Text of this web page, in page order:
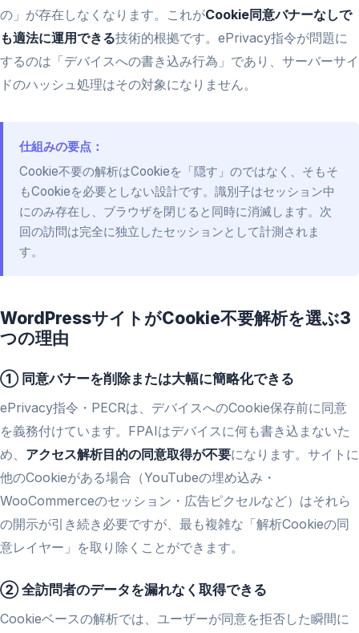
の」が存在しなくなります。これがCookie同意バナーなしで
も適法に運用できる技術的根拠です。ePrivacy指令が問題に
するのは「デバイスへの書き込み行為」であり、サーバーサイ
ドのハッシュ処理はその対象になりません。
仕組みの要点：
Cookie不要の解析はCookieを「隠す」のではなく、そもそ
もCookieを必要としない設計です。識別子はセッション中
にのみ存在し、ブラウザを閉じると同時に消滅します。次
回の訪問は完全に独立したセッションとして計測されま
す。
WordPressサイトがCookie不要解析を選ぶ3
つの理由
① 同意バナーを削除または大幅に簡略化できる
ePrivacy指令・PECRは、デバイスへのCookie保存前に同意
を義務付けています。FPAIはデバイスに何も書き込まないた
め、 アクセス解析目的の同意取得が不要になります。サイトに
他のCookieがある場合（YouTubeの埋め込み・
WooCommerceのセッション・広告ピクセルなど）はそれら
の開示が引き続き必要ですが、最も複雑な「解析Cookieの同
意レイヤー」を取り除くことができます。
② 全訪問者のデータを漏れなく取得できる
Cookieベースの解析では、ユーザーが同意を拒否した瞬間に